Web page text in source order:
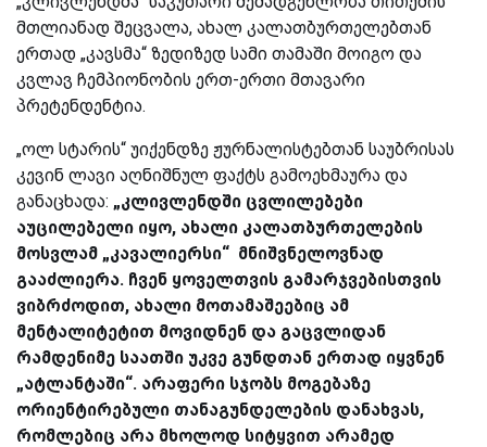
მთლიანად შეცვალა, ახალ კალათბურთელებთან
ერთად „კავსმა“ ზედიზედ სამი თამაში მოიგო და
კვლავ ჩემპიონობის ერთ-ერთი მთავარი
პრეტენდენტია.
„ოლ სტარის“ უიქენდზე ჟურნალისტებთან საუბრისას
კევინ ლავი აღნიშნულ ფაქტს გამოეხმაურა და
განაცხადა: „კლივლენდში ცვლილებები
აუცილებელი იყო, ახალი კალათბურთელების
მოსვლამ „კავალიერსი“ მნიშვნელოვნად
გააძლიერა. ჩვენ ყოველთვის გამარჯვებისთვის
ვიბრძოდით, ახალი მოთამაშეებიც ამ
მენტალიტეტით მოვიდნენ და გაცვლიდან
რამდენიმე საათში უკვე გუნდთან ერთად იყვნენ
„ატლანტაში“. არაფერი სჯობს მოგებაზე
ორიენტირებული თანაგუნდელების დანახვას,
რომლებიც არა მხოლოდ სიტყვით არამედ